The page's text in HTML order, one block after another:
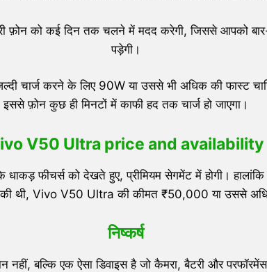
को कई दिन तक चलने में मदद करेगी, जिससे आपको बार-
पड़ेगी।
चार्ज करने के लिए 90W या उससे भी अधिक की फास्ट
इससे फ़ोन कुछ ही मिनटों में काफी हद तक चार्ज हो जाएगा।
V50 Ultra price and availability
फीचर्स को देखते हुए, प्रीमियम सेगमेंट में होगी।
थी, Vivo V50 Ultra की कीमत ₹50,000 या उससे
निष्कर्ष
नहीं, बल्कि एक ऐसा डिवाइस है जो कैमरा, बैटरी और